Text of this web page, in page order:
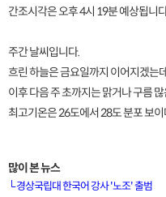
간조시각은 오후 4시 19분 예상됩니
주간 날씨입니다.
흐린 하늘은 금요일까지 이어지겠는
이후 다음 주 초까지는 맑거나 구름
최고기온은 26도에서 28도 분포 보
많이 본 뉴스
└경상국립대 한국어 강사 '노조' 출범